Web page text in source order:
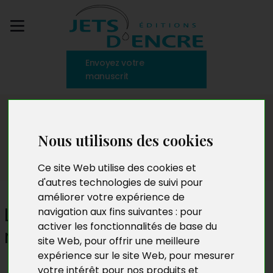
Nous utilisons des cookies
Ce site Web utilise des cookies et
d'autres technologies de suivi pour
améliorer votre expérience de
navigation aux fins suivantes : pour
activer les fonctionnalités de base du
site Web, pour offrir une meilleure
expérience sur le site Web, pour mesurer
votre intérêt pour nos produits et
Envoyez votre
manuscrit
Le roman historique : entre
rigueur et liberté narrative